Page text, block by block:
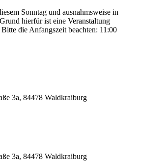
Sonntag und ausnahmsweise in
hierfür ist eine Veranstaltung
die Anfangszeit beachten: 11:00
3a, 84478 Waldkraiburg
3a, 84478 Waldkraiburg